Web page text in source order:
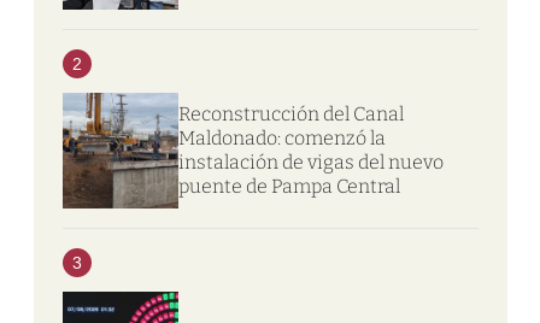
2
Reconstrucción del Canal
Maldonado: comenzó la
instalación de vigas del nuevo
puente de Pampa Central
3